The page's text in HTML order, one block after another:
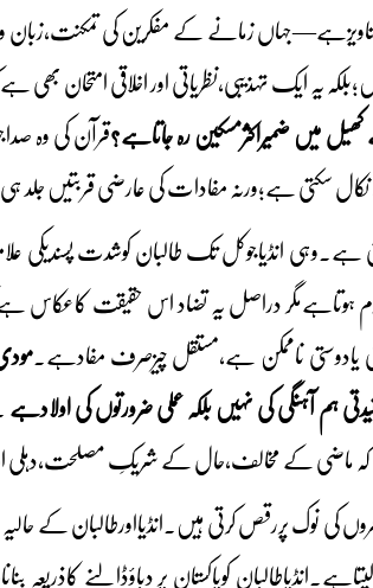
زمانے کے مفکرین کی تمکنت،زبان
یہ ایک تہذیبی،نظریاتی اور اخلاقی امتحان بھی ہے
میں ضمیراکثرمسکین رہ جاتاہے؟قرآن کی وہ
سکتی ہے؛ورنہ مفادات کی عارضی قربتیں جلد
ہے۔وہی انڈیاجوکل تک طالبان کوشدت پسندیکی
ہوتاہےمگر دراصل یہ تضاد اس حقیقت
ناممکن ہے،مستقل چیزصرف مفادہے۔
ہم آہنگی کی نہیں بلکہ عملی ضرورتوں کی اولادہے
کہ ماضی کے مخالف،حال کے شریکِ
کی نوک پررقص کرتی ہیں۔انڈیااورطالبان کے
کوپاکستان پر دباؤڈالنے کاذریعہ